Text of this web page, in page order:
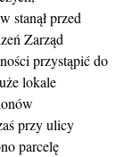
stanął przed
Zarząd
przystąpić do
lokale
przy ulicy
parcelę